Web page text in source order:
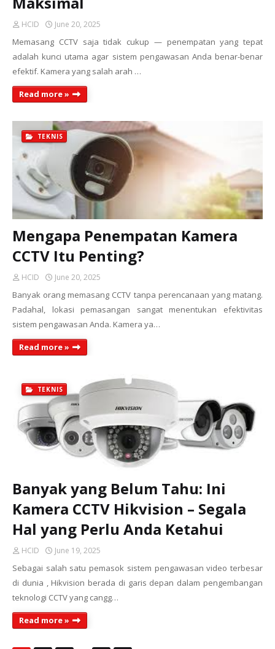
HCID June 20, 2025
Memasang CCTV saja tidak cukup — penempatan yang tepat
adalah kunci utama agar sistem pengawasan Anda benar-benar
efektif. Kamera yang salah arah …
Read more »
TEKNIS
Mengapa Penempatan Kamera
CCTV Itu Penting?
HCID June 20, 2025
Banyak orang memasang CCTV tanpa perencanaan yang matang.
Padahal, lokasi pemasangan sangat menentukan efektivitas
sistem pengawasan Anda. Kamera ya…
Read more »
TEKNIS
Banyak yang Belum Tahu: Ini
Kamera CCTV Hikvision – Segala
Hal yang Perlu Anda Ketahui
HCID June 19, 2025
Sebagai salah satu pemasok sistem pengawasan video terbesar
di dunia , Hikvision berada di garis depan dalam pengembangan
teknologi CCTV yang cangg…
Read more »